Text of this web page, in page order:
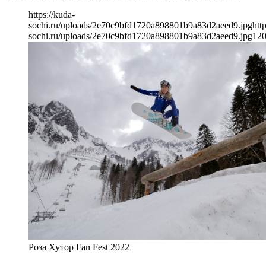
https://kuda-
sochi.ru/uploads/2e70c9bfd1720a898801b9a83d2aeed9.jpg
sochi.ru/uploads/2e70c9bfd1720a898801b9a83d2aeed9.jpg
Роза Хутор Fan Fest 2022